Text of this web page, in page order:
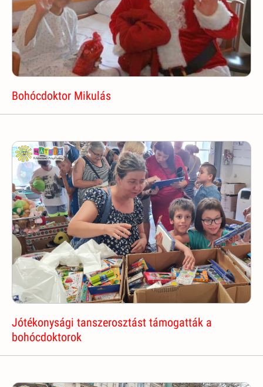
Bohócdoktor Mikulás
Jótékonysági tanszerosztást támogatták a
bohócdoktorok